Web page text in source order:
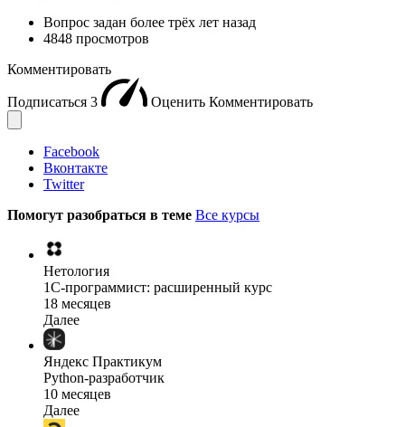
Вопрос задан более трёх лет назад
4848 просмотров
Комментировать
Подписаться 3 Оценить Комментировать
Facebook
Вконтакте
Twitter
Помогут разобраться в теме Все курсы
Нетология
1C-программист: расширенный курс
18 месяцев
Далее
Яндекс Практикум
Python-разработчик
10 месяцев
Далее